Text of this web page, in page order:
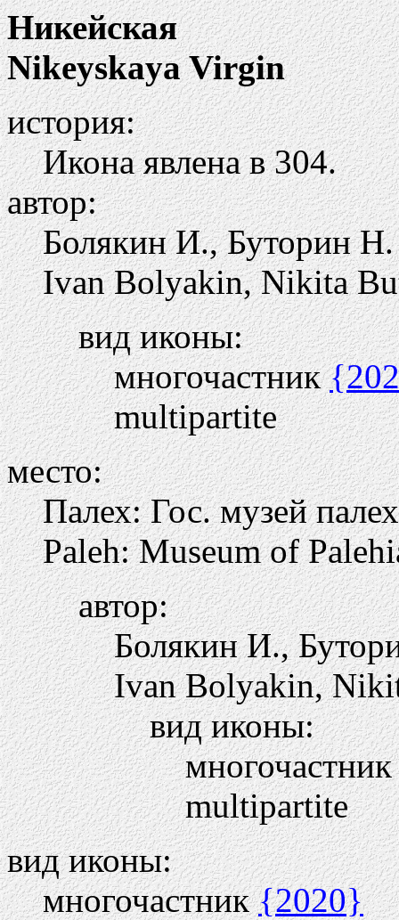
Никейская
Nikeyskaya Virgin
история:
Икона явлена в 304.
автор:
Болякин И., Буторин Н.
Ivan Bolyakin, Nikita
вид иконы:
многочастник
multipartite
место:
Палех: Гос. музей
Paleh: Museum of
автор:
Болякин И.,
Ivan Bolyakin,
вид иконы:
multipartite
вид иконы:
многочастник{2020}